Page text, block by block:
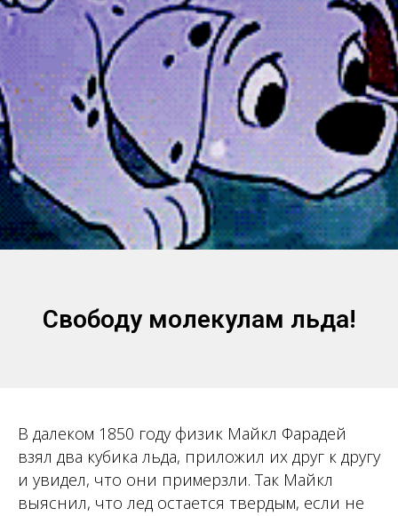
Свободу молекулам льда!
В далеком 1850 году физик Майкл Фарадей
взял два кубика льда, приложил их друг к другу
и увидел, что они примерзли. Так Майкл
выяснил, что лед остается твердым, если не